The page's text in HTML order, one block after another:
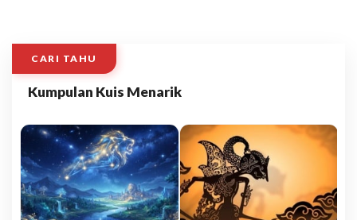
CARI TAHU
Kumpulan Kuis Menarik